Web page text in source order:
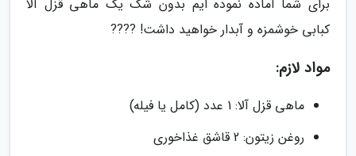
برای شما آماده نموده ایم بدون شک یک ماهی قزل آلا
کبابی خوشمزه و آبدار خواهید داشت! ????
مواد لازم:
ماهی قزل آلا: 1 عدد (کامل یا فیله)
روغن زیتون: 2 قاشق غذاخوری